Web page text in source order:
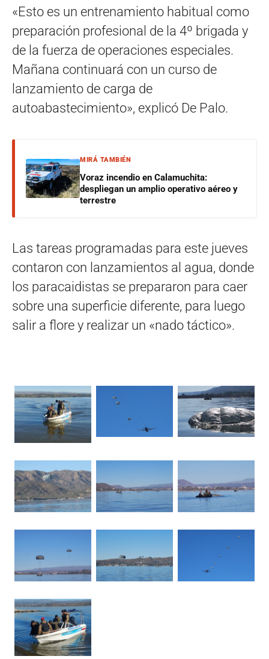
«Esto es un entrenamiento habitual como
preparación profesional de la 4º brigada y
de la fuerza de operaciones especiales.
Mañana continuará con un curso de
lanzamiento de carga de
autoabastecimiento», explicó De Palo.
MIRÁ TAMBIÉN
Voraz incendio en Calamuchita:
despliegan un amplio operativo aéreo y
terrestre
Las tareas programadas para este jueves
contaron con lanzamientos al agua, donde
los paracaidistas se prepararon para caer
sobre una superficie diferente, para luego
salir a flore y realizar un «nado táctico».